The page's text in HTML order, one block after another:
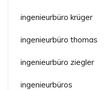
ingenieurbüro krüger
ingenieurbüro thomas
ingenieurbüro ziegler
ingenieurbüros